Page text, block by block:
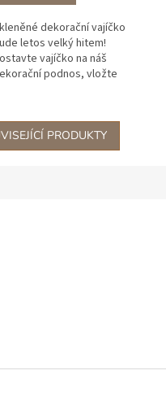
dekorační vajíčko
letos velký hitem!
vajíčko na náš
podnos, vložte
a máte...
PRODUKTY